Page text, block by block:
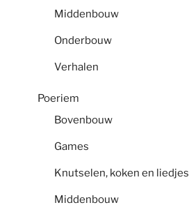
Middenbouw
Onderbouw
Verhalen
Poeriem
Bovenbouw
Games
Knutselen, koken en liedjes
Middenbouw